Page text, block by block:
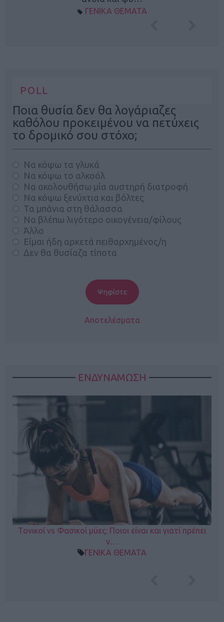
ΓΕΝΙΚΑ ΘΕΜΑΤΑ
POLL
Ποια θυσία δεν θα λογάριαζες
καθόλου προκειμένου να πετύχεις
το δρομικό σου στόχο;
Να κόψω τα γλυκά
Να κόψω το αλκοόλ
Να ακολουθήσω μία αυστηρή διατροφή
Να κόψω ξενύχτια και βόλτες
Τα μπάνια στη θάλασσα
Να βλέπω λιγότερο οικογένεια/φίλους
Άλλο
Είμαι ήδη αρκετά πειθαρχημένος/η
Δεν θα θυσίαζα τίποτα
Αποτελέσματα
ΕΝΔΥΝΑΜΩΣΗ
Τονικοί vs Φασικοί μύες: Ποιοι είναι και γιατί πρέπει
ν…
ΓΕΝΙΚΑ ΘΕΜΑΤΑ